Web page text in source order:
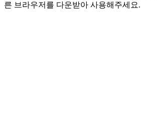
른 브라우저를 다운받아 사용해주세요.